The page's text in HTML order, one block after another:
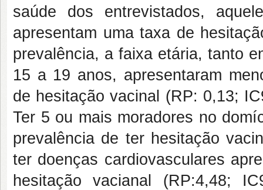
saúde dos entrevistados,
apresentam uma taxa de
prevalência, a faixa etária, tanto
15 a 19 anos, apresentaram
de hesitação vacinal (RP: 0,13;
Ter 5 ou mais moradores no
prevalência de ter hesitação
ter doenças cardiovasculares
hesitação vacianal (RP:4,48;